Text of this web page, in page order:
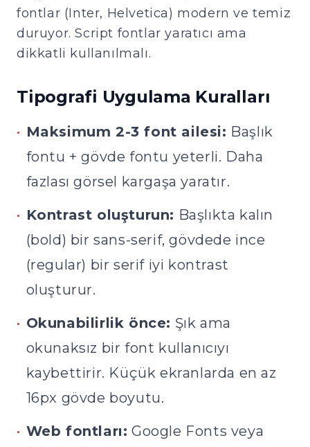
fontlar (Inter, Helvetica) modern ve temiz
duruyor. Script fontlar yaratıcı ama
dikkatli kullanılmalı.
Tipografi Uygulama Kuralları
• Maksimum 2-3 font ailesi: Başlık
fontu + gövde fontu yeterli. Daha
fazlası görsel kargaşa yaratır.
• Kontrast oluşturun: Başlıkta kalın
(bold) bir sans-serif, gövdede ince
(regular) bir serif iyi kontrast
oluşturur.
• Okunabilirlik önce: Şık ama
okunaksız bir font kullanıcıyı
kaybettirir. Küçük ekranlarda en az
16px gövde boyutu.
• Web fontları: Google Fonts veya